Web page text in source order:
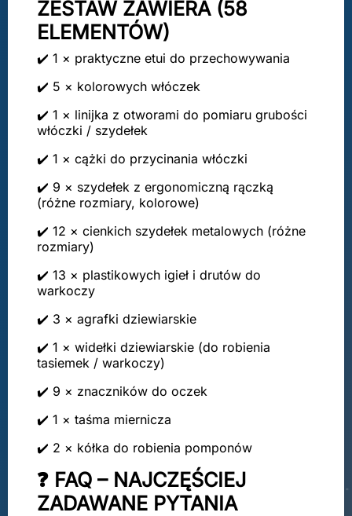
ZESTAW ZAWIERA (58
ELEMENTÓW)
✔️ 1 × praktyczne etui do przechowywania
✔️ 5 × kolorowych włóczek
✔️ 1 × linijka z otworami do pomiaru grubości
włóczki / szydełek
✔️ 1 × cążki do przycinania włóczki
✔️ 9 × szydełek z ergonomiczną rączką
(różne rozmiary, kolorowe)
✔️ 12 × cienkich szydełek metalowych (różne
rozmiary)
✔️ 13 × plastikowych igieł i drutów do
warkoczy
✔️ 3 × agrafki dziewiarskie
✔️ 1 × widełki dziewiarskie (do robienia
tasiemek / warkoczy)
✔️ 9 × znaczników do oczek
✔️ 1 × taśma miernicza
✔️ 2 × kółka do robienia pomponów
❓ FAQ – NAJCZĘŚCIEJ
ZADAWANE PYTANIA